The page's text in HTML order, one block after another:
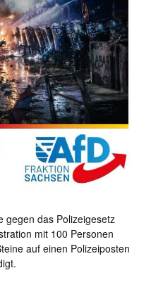
gegen das Polizeigesetz
mit 100 Personen
auf einen Polizeiposten